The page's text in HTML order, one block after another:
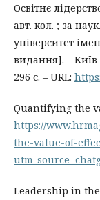
Освітнє
авт. кол. ; за
університет
видання]. – Київ
296 с. – URL:
Quantifying the
https://
the-value-of-
Leadership in